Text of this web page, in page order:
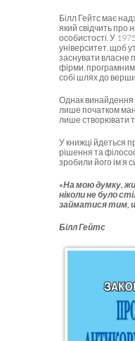
Білл Гейтс має
який свідчить про
особистості. У
університет, щоб
заснувати власне
фірми,
собі шлях до
Однак винайдення
лише початком
лише створювати
У книжці йдеться
рішення та
зробили його ім’я
«На мою думку,
ніколи не було
займатися тим,
Білл Гейтс